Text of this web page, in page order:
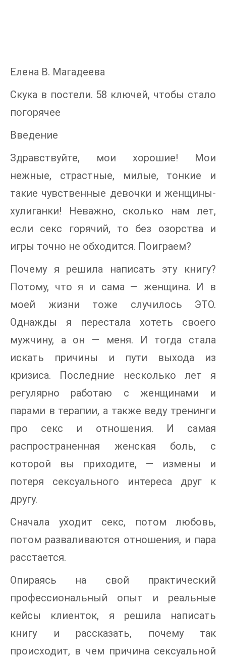
Елена В. Магадеева
Скука в постели. 58 ключей, чтобы стало
погорячее
Введение
Здравствуйте, мои хорошие! Мои
нежные, страстные, милые, тонкие и
такие чувственные девочки и женщины-
хулиганки! Неважно, сколько нам лет,
если секс горячий, то без озорства и
игры точно не обходится. Поиграем?
Почему я решила написать эту книгу?
Потому, что я и сама — женщина. И в
моей жизни тоже случилось ЭТО.
Однажды я перестала хотеть своего
мужчину, а он — меня. И тогда стала
искать причины и пути выхода из
кризиса. Последние несколько лет я
регулярно работаю с женщинами и
парами в терапии, а также веду тренинги
про секс и отношения. И самая
распространенная женская боль, с
которой вы приходите, — измены и
потеря сексуального интереса друг к
другу.
Сначала уходит секс, потом любовь,
потом разваливаются отношения, и пара
расстается.
Опираясь на свой практический
профессиональный опыт и реальные
кейсы клиенток, я решила написать
книгу и рассказать, почему так
происходит, в чем причина сексуальной